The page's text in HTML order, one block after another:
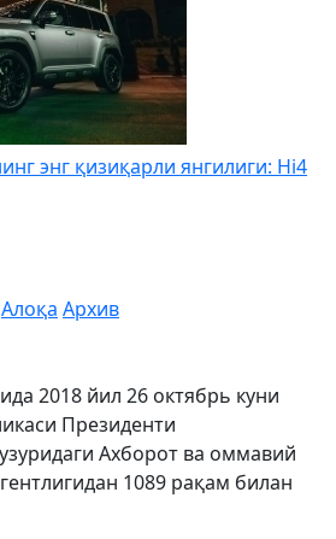
энг қизиқарли янгилиги: Hi4
Алоқа Архив
2018 йил 26 октябрь куни
Президенти
Ахборот ва оммавий
1089 рақам билан